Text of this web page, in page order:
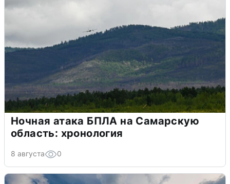
Ночная атака БПЛА на Самарскую
область: хронология
8 августа 0